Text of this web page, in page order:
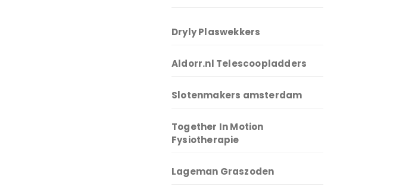
Dryly Plaswekkers
Aldorr.nl Telescoopladders
Slotenmakers amsterdam
Together In Motion
Fysiotherapie
Lageman Graszoden